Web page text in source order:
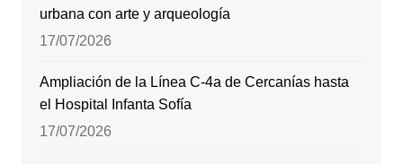
urbana con arte y arqueología
17/07/2026
Ampliación de la Línea C-4a de Cercanías hasta
el Hospital Infanta Sofía
17/07/2026